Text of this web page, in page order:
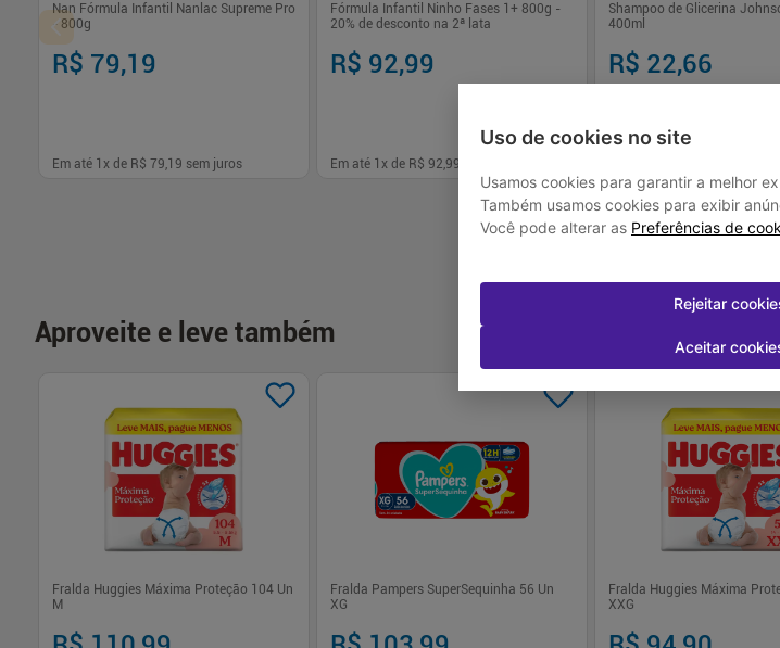
Uso de cookies no site
Usamos cookies para garantir a melhor
Também usamos cookies para exibir
Você pode alterar as Preferências de
Rejeitar
Aceitar
Nan Fórmula Infantil Nanlac Supreme Pro
- 800g
R$ 79,19
Em até 1 x de R$ 79,19 sem juros
Fórmula Infantil Ninho Fases 1+ 800g -
20% de desconto na 2ª lata
R$ 92,99
Em até 1 x de R$ 92,99
Comprar
Shampoo de Glicerina
400ml
R$ 22,66
- 1 +
Aproveite e leve também
Fralda Huggies Máxima Proteção 104 Un
M
Fralda Pampers SuperSequinha 56 Un
XG
Fralda Huggies Máxima
XXG